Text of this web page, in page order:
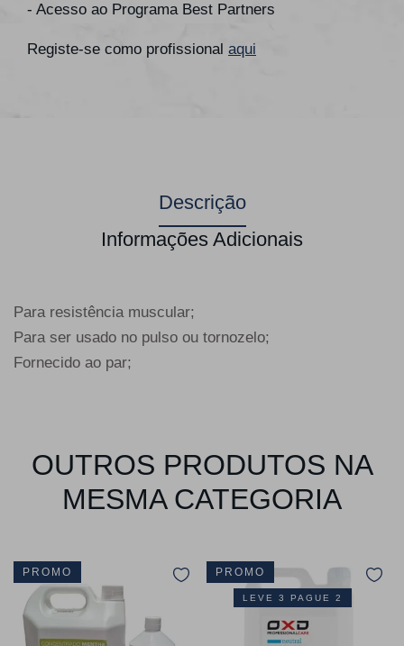
- Acesso ao Programa Best Partners
Registe-se como profissional aqui
Descrição
Informações Adicionais
Para resistência muscular;
Para ser usado no pulso ou tornozelo;
Fornecido ao par;
OUTROS PRODUTOS NA
MESMA CATEGORIA
PROMO
LEVE 3 PAGUE 2
PROMO